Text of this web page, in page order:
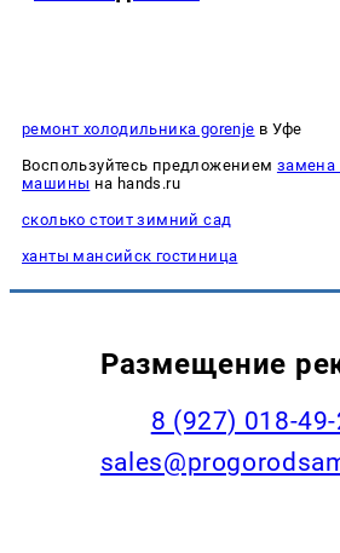
ремонт холодильника gorenje в Уфе
Воспользуйтесь предложением замена
машины на hands.ru
сколько стоит зимний сад
ханты мансийск гостиница
Размещение
8 (927) 018-